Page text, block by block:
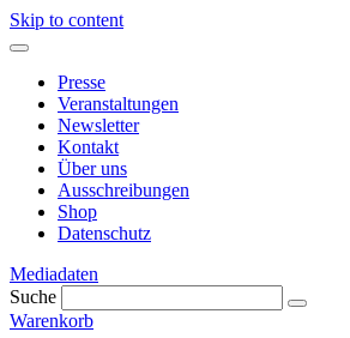
Skip to content
Presse
Veranstaltungen
Newsletter
Kontakt
Über uns
Ausschreibungen
Shop
Datenschutz
Mediadaten
Suche
Warenkorb